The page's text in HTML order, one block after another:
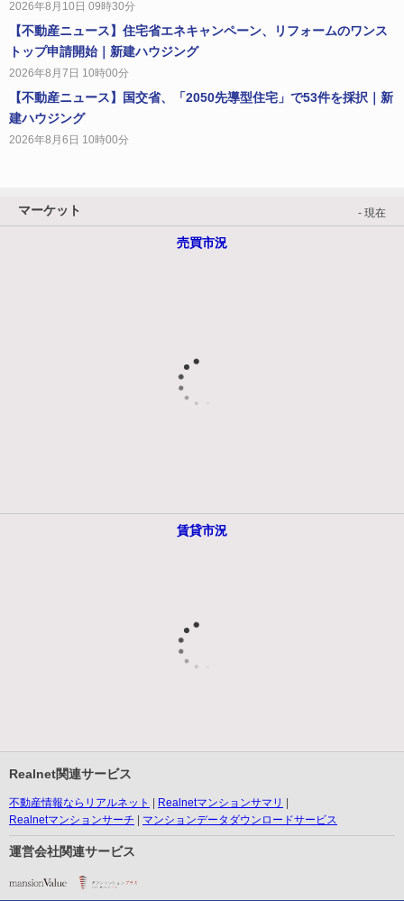
2026年8月10日 09時30分
【不動産ニュース】住宅省エネキャンペーン、リフォームのワンス
トップ申請開始｜新建ハウジング
2026年8月7日 10時00分
【不動産ニュース】国交省、「2050先導型住宅」で53件を採択｜新
建ハウジング
2026年8月6日 10時00分
マーケット - 現在
売買市況
賃貸市況
Realnet関連サービス
不動産情報ならリアルネット
Realnetマンションサマリ
Realnetマンションサーチ
マンションデータダウンロードサービス
運営会社関連サービス